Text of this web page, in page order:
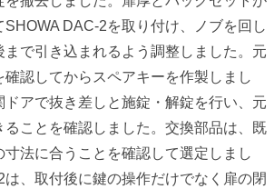
DAC-2を取り付け、ノブを回し
まで引き込まれるよう調整しました。元
認してからスペアキーを作製しまし
ドアで抜き差しと施錠・解錠を行い、元
ることを確認しました。交換部品は、既
法に合うことを確認して選定しまし
は、取付後に鍵の操作だけでなく扉の閉